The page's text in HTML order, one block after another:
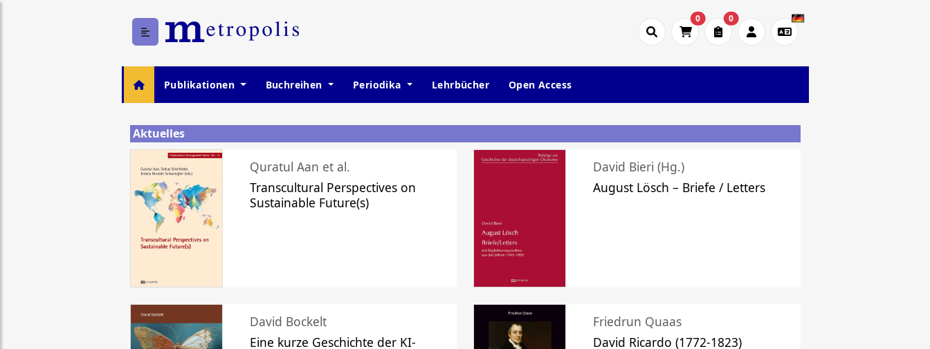
0 0
Publikationen Buchreihen Periodika Lehrbücher Open Access
Aktuelles
Quratul Aan et al.
Transcultural Perspectives on
Sustainable Future(s)
David Bieri (Hg.)
August Lösch – Briefe / Letters
David Bockelt
Eine kurze Geschichte der KI-
Friedrun Quaas
David Ricardo (1772-1823)